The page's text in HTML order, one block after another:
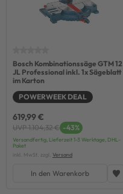
Bosch Kombinationssäge GTM 12
JL Professional inkl. 1x Sägeblatt
im Karton
POWERWEEK DEAL
619,99 €
UVP 1.104,32 € -43%
Versandfertig, Lieferzeit 1-3 Werktage, DHL-
Paket
inkl. MwSt. zzgl. Versand
In den Warenkorb